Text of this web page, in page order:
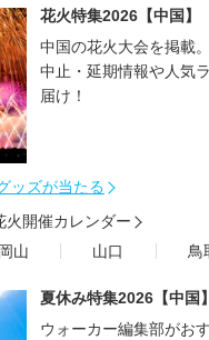
花火特集2026【中国】
中国の花火大会を掲載
中止・延期情報や人気
届け！
ッズが当たる
火開催カレンダー
岡山 山口 鳥
夏休み特集2026【中国】
ウォーカー編集部がお